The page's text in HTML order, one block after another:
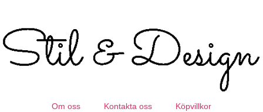
Om oss Kontakta oss Köpvillkor